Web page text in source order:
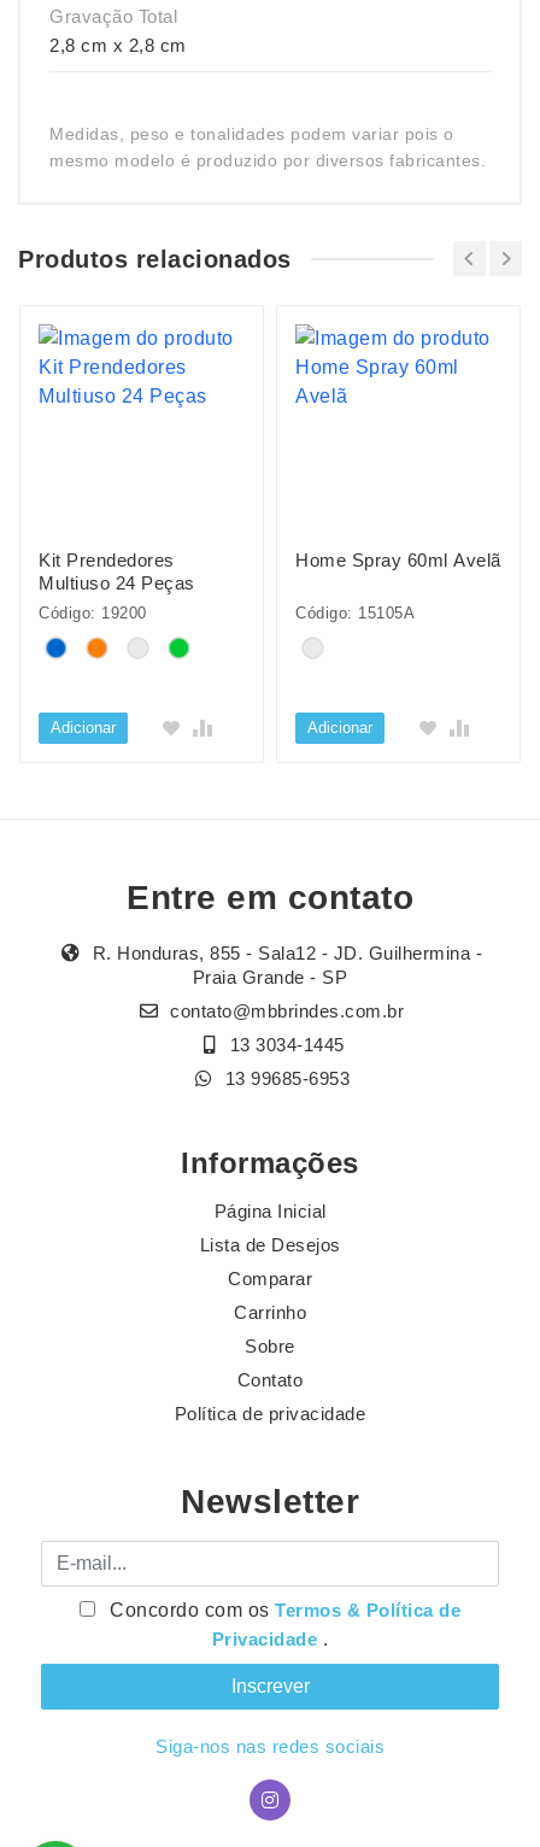
Gravação Total
2,8 cm x 2,8 cm
Medidas, peso e tonalidades podem variar pois o
mesmo modelo é produzido por diversos fabricantes.
Produtos relacionados
Kit Prendedores
Multiuso 24 Peças
Código: 19200
Adicionar
Home Spray 60ml Avelã
Código: 15105A
Adicionar
Entre em contato
R. Honduras, 855 - Sala12 - JD. Guilhermina -
Praia Grande - SP
contato@mbbrindes.com.br
13 3034-1445
13 99685-6953
Informações
Página Inicial
Lista de Desejos
Comparar
Carrinho
Sobre
Contato
Política de privacidade
Newsletter
E-mail
Concordo com osTermos & Política de
Privacidade .
Siga-nos nas redes sociais